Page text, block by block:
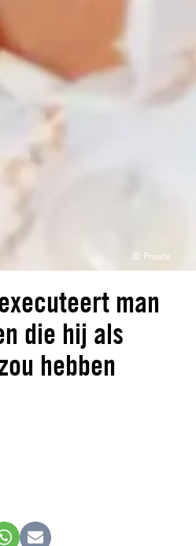
© Private
man
die hij als
hebben